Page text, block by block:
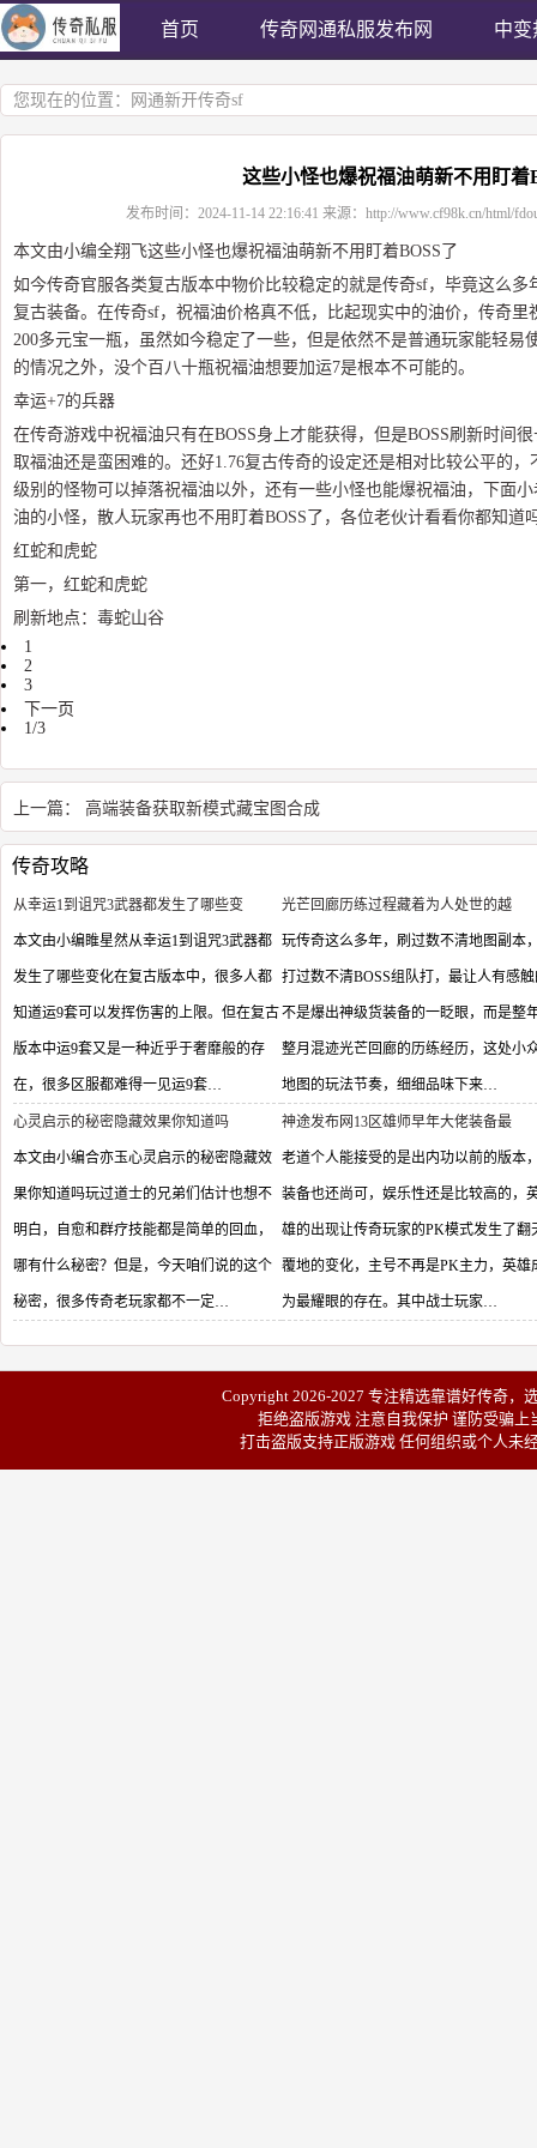
首页 传奇网通私服发布网 中变
您现在的位置： 网通新开传奇sf
这些小怪也爆祝福油萌新不用盯着
发布时间： 2024-11-14 22:16:41 来源： http://www.cf98k.cn/html/
本文由小编全翔飞这些小怪也爆祝福油萌新不用盯着BOSS了
如今传奇官服各类复古版本中物价比较稳定的就是传奇sf，毕竟这么
复古装备。在传奇sf，祝福油价格真不低，比起现实中的油价，传奇
200多元宝一瓶，虽然如今稳定了一些，但是依然不是普通玩家能轻易
的情况之外，没个百八十瓶祝福油想要加运7是根本不可能的。
幸运+7的兵器
在传奇游戏中祝福油只有在BOSS身上才能获得，但是BOSS刷新时间
取福油还是蛮困难的。还好1.76复古传奇的设定还是相对比较公平的
级别的怪物可以掉落祝福油以外，还有一些小怪也能爆祝福油，下面
油的小怪，散人玩家再也不用盯着BOSS了，各位老伙计看看你都知道
红蛇和虎蛇
第一，红蛇和虎蛇
刷新地点：毒蛇山谷
1
2
3
下一页
1/3
上一篇： 高端装备获取新模式藏宝图合成
传奇攻略
从幸运1到诅咒3武器都发生了哪些变
本文由小编睢星然从幸运1到诅咒3武器都
发生了哪些变化在复古版本中，很多人都
知道运9套可以发挥伤害的上限。但在复古
版本中运9套又是一种近乎于奢靡般的存
在，很多区服都难得一见运9套…
光芒回廊历练过程藏着为人处世的越
玩传奇这么多年，刷过数不清地图副本
打过数不清BOSS组队打，最让人有感
不是爆出神级货装备的一眨眼，而是整
整月混迹光芒回廊的历练经历，这处小
地图的玩法节奏，细细品味下来…
心灵启示的秘密隐藏效果你知道吗
本文由小编合亦玉心灵启示的秘密隐藏效
果你知道吗玩过道士的兄弟们估计也想不
明白，自愈和群疗技能都是简单的回血，
哪有什么秘密？但是，今天咱们说的这个
秘密，很多传奇老玩家都不一定…
神途发布网13区雄师早年大佬装备最
老道个人能接受的是出内功以前的版本
装备也还尚可，娱乐性还是比较高的，
雄的出现让传奇玩家的PK模式发生了翻
覆地的变化，主号不再是PK主力，英雄
为最耀眼的存在。其中战士玩家…
Copyright 2026-2027 专注精选靠谱好传奇，
拒绝盗版游戏 注意自我保护 谨防受骗
打击盗版支持正版游戏 任何组织或个人未